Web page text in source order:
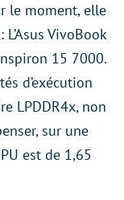
le moment, elle
VivoBook
15 7000.
d’exécution
LPDDR4x, non
sur une
est de 1,65